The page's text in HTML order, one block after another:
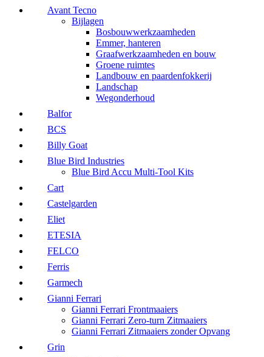
Avant Tecno
Bijlagen
Bosbouwwerkzaamheden
Emmer, hanteren
Graafwerkzaamheden en bouw
Groene ruimtes
Landbouw en paardenfokkerij
Landschap
Wegonderhoud
Balfor
BCS
Billy Goat
Blue Bird Industries
Blue Bird Accu Multi-Tool Kits
Cart
Castelgarden
Eliet
ETESIA
FELCO
Ferris
Garmech
Gianni Ferrari
Gianni Ferrari Frontmaaiers
Gianni Ferrari Zero-turn Zitmaaiers
Gianni Ferrari Zitmaaiers zonder Opvang
Grin